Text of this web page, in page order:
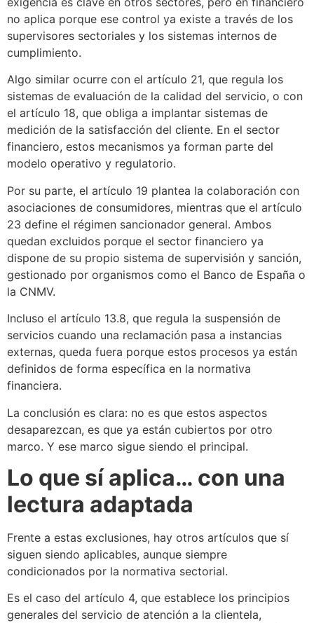
no aplica porque ese control ya existe a través de los
supervisores sectoriales y los sistemas internos de
cumplimiento.
Algo similar ocurre con el artículo 21, que regula los
sistemas de evaluación de la calidad del servicio, o con
el artículo 18, que obliga a implantar sistemas de
medición de la satisfacción del cliente. En el sector
financiero, estos mecanismos ya forman parte del
modelo operativo y regulatorio.
Por su parte, el artículo 19 plantea la colaboración con
asociaciones de consumidores, mientras que el artículo
23 define el régimen sancionador general. Ambos
quedan excluidos porque el sector financiero ya
dispone de su propio sistema de supervisión y sanción,
gestionado por organismos como el Banco de España o
la CNMV.
Incluso el artículo 13.8, que regula la suspensión de
servicios cuando una reclamación pasa a instancias
externas, queda fuera porque estos procesos ya están
definidos de forma específica en la normativa
financiera.
La conclusión es clara: no es que estos aspectos
desaparezcan, es que ya están cubiertos por otro
marco. Y ese marco sigue siendo el principal.
Lo que sí aplica… con una
lectura adaptada
Frente a estas exclusiones, hay otros artículos que sí
siguen siendo aplicables, aunque siempre
condicionados por la normativa sectorial.
Es el caso del artículo 4, que establece los principios
generales del servicio de atención a la clientela,